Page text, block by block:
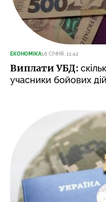
ЕКОНОМІКА16 СІЧНЯ, 11:42
Виплати УБД:
учасники бойових